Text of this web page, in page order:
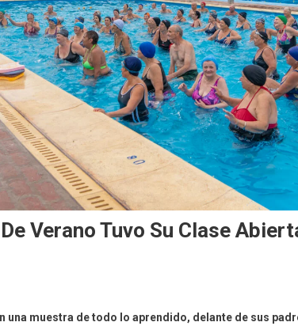
Verano Tuvo Su Clase
una muestra de todo lo aprendido, delante de sus